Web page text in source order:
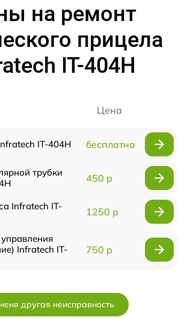
на ремонт
прицела
IT-404H
Цена
IT-404H бесплатно
трубки
450 р
Infratech IT-
1250 р
Infratech IT-
750 р
другая неисправность